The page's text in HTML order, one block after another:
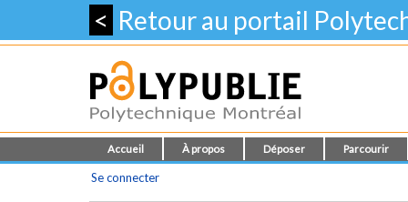
< Retour au portail
Accueil À propos Déposer Parcourir
Se connecter